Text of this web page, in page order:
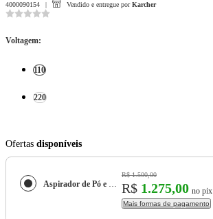
4000090154 Vendido e entregue por Karcher
Voltagem:
110
220
Ofertas disponíveis
Aspirador de Pó e Líquidos Kärcher NT 3000 1600W 170mbar 30L
R$ 1.500,00
R$ 1.275,00 no pix
Mais formas de pagamento